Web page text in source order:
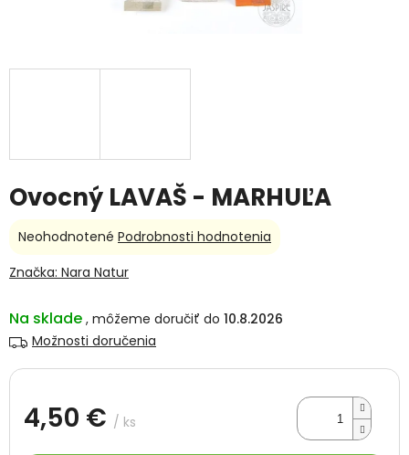
Ovocný LAVAŠ - MARHUĽA
Na sklade
10.8.2026
Možnosti doručenia
4,50 € / ks
Priemerné
produktu
z
5
Neohodnotené Podrobnosti hodnotenia
Značka: Nara Natur